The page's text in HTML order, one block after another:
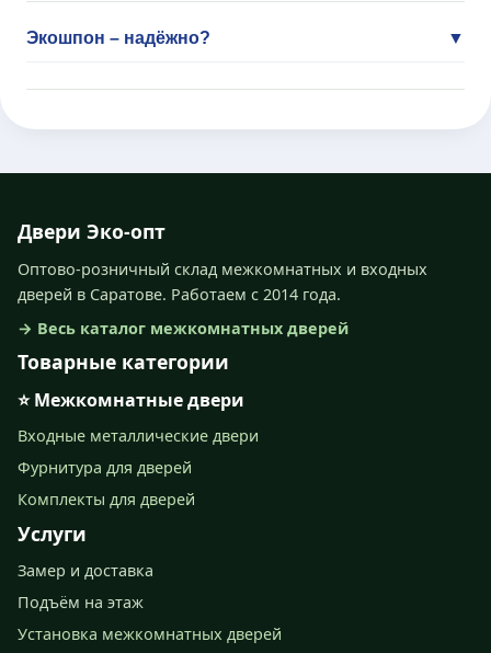
Экошпон – надёжно? ▼
Двери Эко-опт
Оптово-розничный склад межкомнатных и входных
дверей в Саратове. Работаем с 2014 года.
→ Весь каталог межкомнатных дверей
Товарные категории
⭐ Межкомнатные двери
Входные металлические двери
Фурнитура для дверей
Комплекты для дверей
Услуги
Замер и доставка
Подъём на этаж
Установка межкомнатных дверей